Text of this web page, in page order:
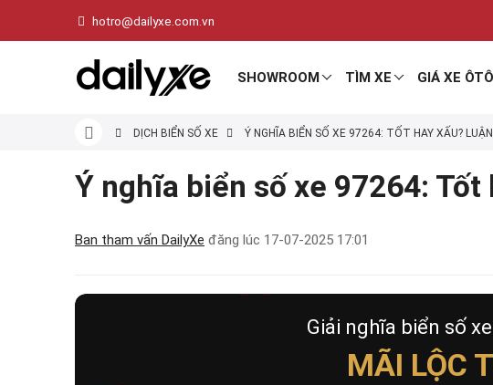
hotro@dailyxe.com.vn
SHOWROOM TÌM XE GIÁ XE ÔTÔ
DỊCH BIỂN SỐ XE Ý NGHĨA BIỂN SỐ XE 97264: TỐT HAY XẤU?
Ý nghĩa biển số xe 97264:
Ban tham vấn DailyXe đăng lúc 17-07-2025 17:01
Giải nghĩa biển số xe
MÃI LỘC